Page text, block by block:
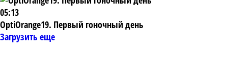
05:13
OptiOrange19. Первый гоночный день
Загрузить еще